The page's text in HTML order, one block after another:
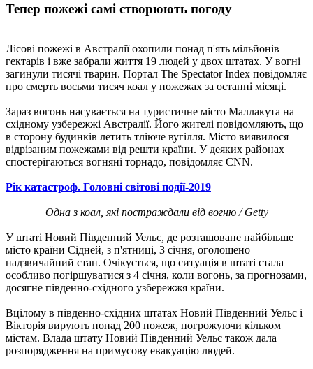
Тепер пожежі самі створюють погоду
Лісові пожежі в Австралії охопили понад п'ять мільйонів
гектарів і вже забрали життя 19 людей у двох штатах. У вогні
загинули тисячі тварин. Портал The Spectator Index повідомляє
про смерть восьми тисяч коал у пожежах за останні місяці.
Зараз вогонь насувається на туристичне місто Маллакута на
східному узбережжі Австралії. Його жителі повідомляють, що
в сторону будинків летить тліюче вугілля. Місто виявилося
відрізаним пожежами від решти країни. У деяких районах
спостерігаються вогняні торнадо, повідомляє CNN.
Рік катастроф. Головні світові події-2019
Одна з коал, які постраждали від вогню / Getty
У штаті Новий Південний Уельс, де розташоване найбільше
місто країни Сідней, з п'ятниці, 3 січня, оголошено
надзвичайний стан. Очікується, що ситуація в штаті стала
особливо погіршуватися з 4 січня, коли вогонь, за прогнозами,
досягне південно-східного узбережжя країни.
Вцілому в південно-східних штатах Новий Південний Уельс і
Вікторія вирують понад 200 пожеж, погрожуючи кільком
містам. Влада штату Новий Південний Уельс також дала
розпорядження на примусову евакуацію людей.